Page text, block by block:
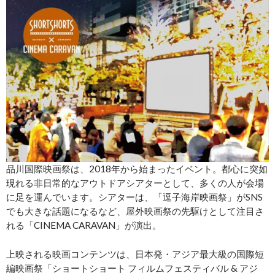
品川国際映画祭は、2018年から始まったイベント。都心に突如
現れる⾮⽇常的なアウトドアシアターとして、多くの人が会場
に足を運んでいます。シアターは、「逗子海岸映画祭」がSNS
でも大きな話題になるなど、屋外映画祭の先駆けとして注目さ
れる「CINEMA CARAVAN」が演出。
上映される映画コンテンツは、⽇本発・アジア最⼤級の国際短
編映画祭「ショートショート フィルムフェスティバル & アジ